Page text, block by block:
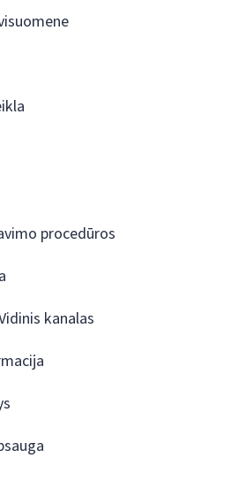
procedūros
kanalas